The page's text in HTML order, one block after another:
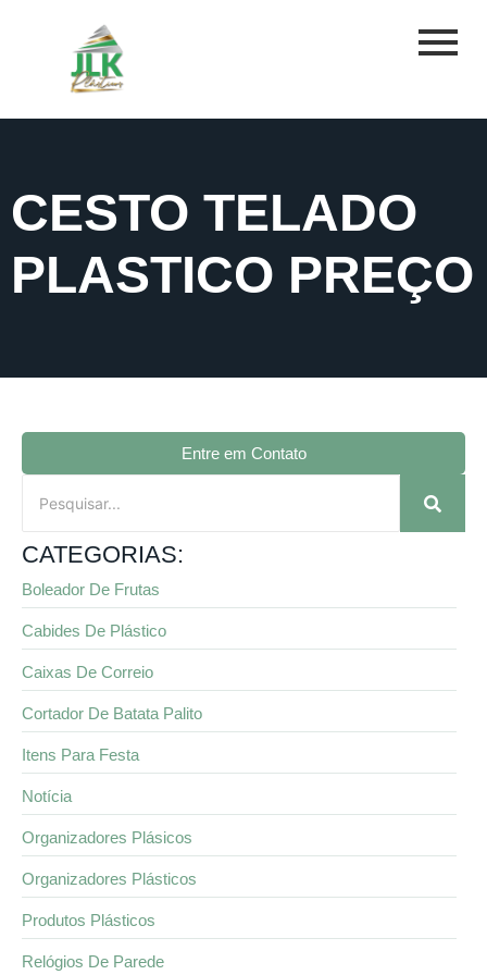
CESTO TELADO
PLASTICO PREÇO
Entre em Contato
CATEGORIAS:
Boleador De Frutas
Cabides De Plástico
Caixas De Correio
Cortador De Batata Palito
Itens Para Festa
Notícia
Organizadores Plásicos
Organizadores Plásticos
Produtos Plásticos
Relógios De Parede